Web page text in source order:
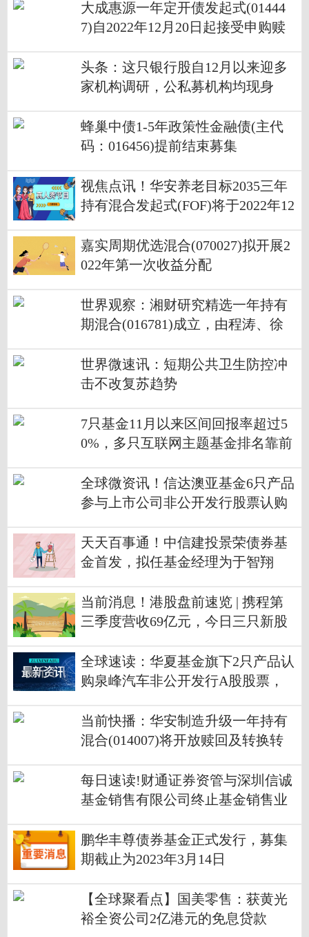
大成惠源一年定开债发起式(01444
7)自2022年12月20日起接受申购赎
头条：这只银行股自12月以来迎多
家机构调研，公私募机构均现身
蜂巢中债1-5年政策性金融债(主代
码：016456)提前结束募集
视焦点讯！华安养老目标2035三年
持有混合发起式(FOF)将于2022年12
嘉实周期优选混合(070027)拟开展2
022年第一次收益分配
世界观察：湘财研究精选一年持有
期混合(016781)成立，由程涛、徐
世界微速讯：短期公共卫生防控冲
击不改复苏趋势
7只基金11月以来区间回报率超过5
0%，多只互联网主题基金排名靠前
全球微资讯！信达澳亚基金6只产品
参与上市公司非公开发行股票认购
天天百事通！中信建投景荣债券基
金首发，拟任基金经理为于智翔
当前消息！港股盘前速览 | 携程第
三季度营收69亿元，今日三只新股
全球速读：华夏基金旗下2只产品认
购泉峰汽车非公开发行A股股票，
当前快播：华安制造升级一年持有
混合(014007)将开放赎回及转换转
每日速读!财通证券资管与深圳信诚
基金销售有限公司终止基金销售业
鹏华丰尊债券基金正式发行，募集
期截止为2023年3月14日
【全球聚看点】国美零售：获黄光
裕全资公司2亿港元的免息贷款